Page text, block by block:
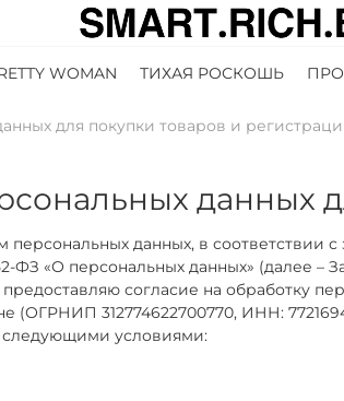
WOMAN ТИХАЯ РОСКОШЬ
для покупки товаров и
данных
данных, в
ФЗ «О персональных данных» (далее –
предоставляю согласие на обработку
312774622700770, ИНН:
следующими условиями: